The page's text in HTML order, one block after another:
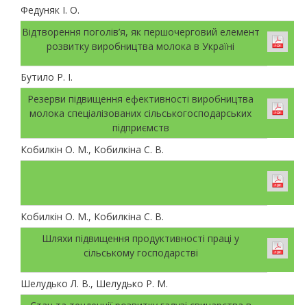
Федуняк І. О.
Відтворення поголів’я, як першочерговий елемент
розвитку виробництва молока в Україні
Бутило Р. І.
Резерви підвищення ефективності виробництва
молока спеціалізованих сільськогосподарських
підприємств
Кобилкін О. М., Кобилкіна С. В.
Кобилкін О. М., Кобилкіна С. В.
Шляхи підвищення продуктивності праці у
сільському господарстві
Шелудько Л. В., Шелудько Р. М.